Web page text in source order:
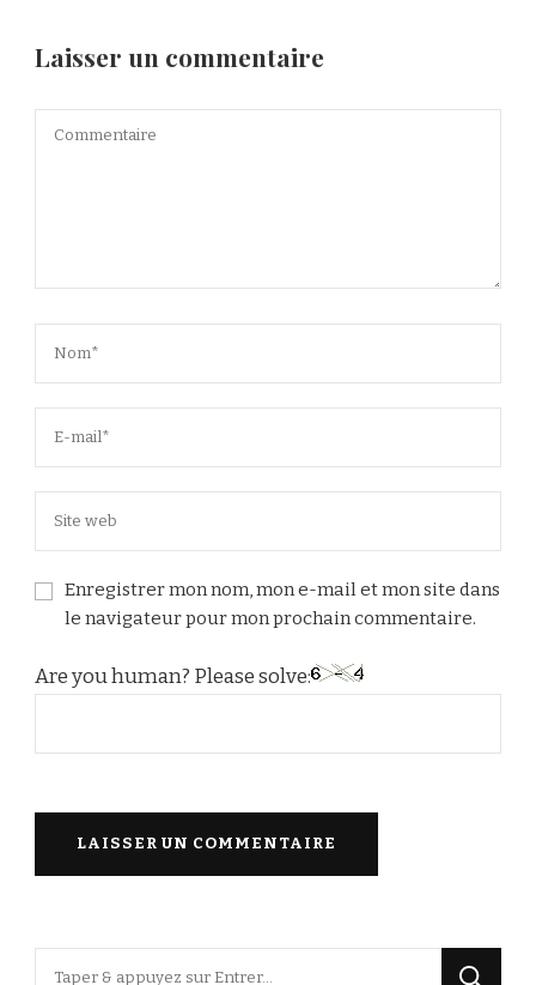
Laisser un commentaire
Enregistrer mon nom, mon e-mail et mon site dans
le navigateur pour mon prochain commentaire.
Are you human? Please solve: